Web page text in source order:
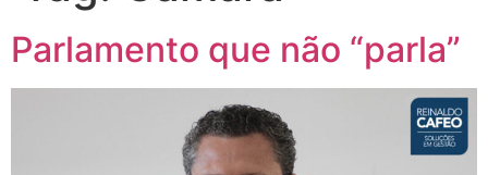
Parlamento que não “parla”